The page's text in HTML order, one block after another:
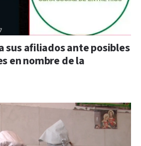
sus afiliados ante posibles
en nombre de la